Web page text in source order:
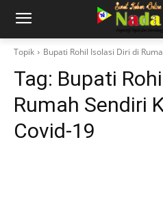
Topik Bupati Rohil Isolasi Diri di
Tag: Bupati
Rumah Sendiri
Covid-19